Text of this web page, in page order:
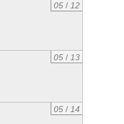
05/ 12
05/ 13
05/ 14